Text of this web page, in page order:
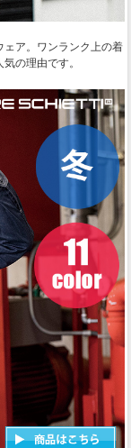
ア。ワンランク上の着
の理由です。